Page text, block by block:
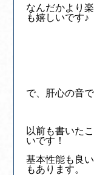
なんだかより
も嬉しいです♪
で、肝心の音
以前も書いた
いです！
基本性能も良
もあります。